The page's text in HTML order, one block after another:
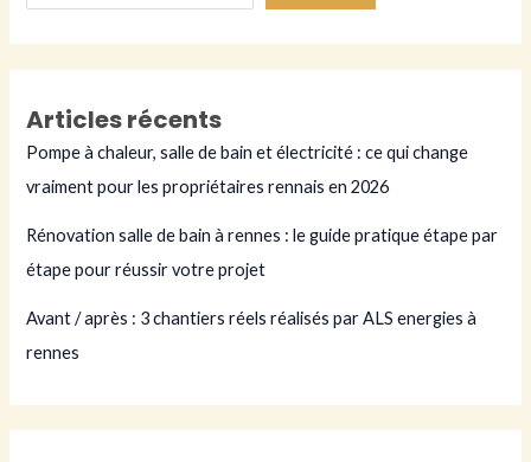
Articles récents
Pompe à chaleur, salle de bain et électricité : ce qui change
vraiment pour les propriétaires rennais en 2026
Rénovation salle de bain à rennes : le guide pratique étape par
étape pour réussir votre projet
Avant / après : 3 chantiers réels réalisés par ALS energies à
rennes